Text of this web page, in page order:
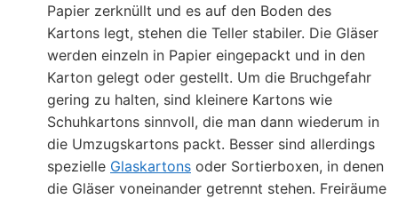
Papier zerknüllt und es auf den Boden des
Kartons legt, stehen die Teller stabiler. Die Gläser
werden einzeln in Papier eingepackt und in den
Karton gelegt oder gestellt. Um die Bruchgefahr
gering zu halten, sind kleinere Kartons wie
Schuhkartons sinnvoll, die man dann wiederum in
die Umzugskartons packt. Besser sind allerdings
spezielle Glaskartons oder Sortierboxen, in denen
die Gläser voneinander getrennt stehen. Freiräume